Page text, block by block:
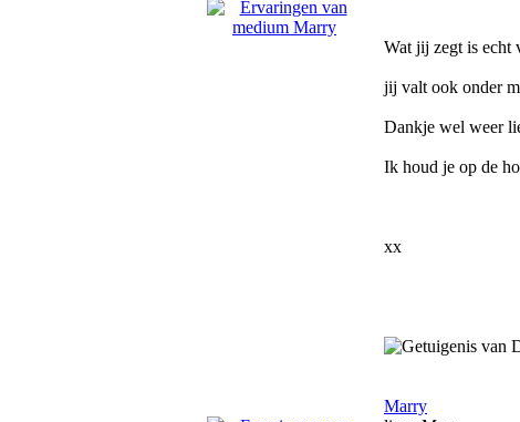
Wat jij zegt is echt
jij valt ook onder
Dankje wel weer
Ik houd je op de
xx
Marry